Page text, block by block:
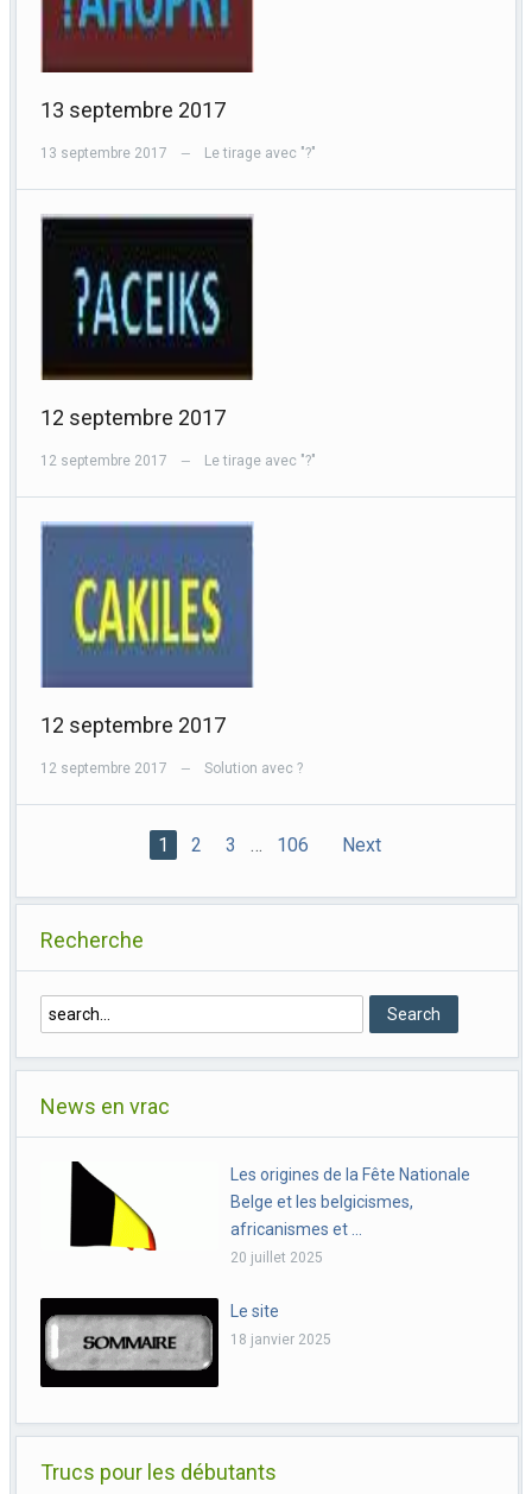
13 septembre 2017
13 septembre 2017 — Le tirage avec "?"
12 septembre 2017
12 septembre 2017 — Le tirage avec "?"
12 septembre 2017
12 septembre 2017 — Solution avec ?
1 2 3 … 106 Next
Recherche
News en vrac
Les origines de la Fête Nationale
Belge et les belgicismes,
africanismes et …
20 juillet 2025
Le site
18 janvier 2025
Trucs pour les débutants